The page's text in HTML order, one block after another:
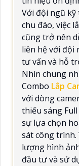
Với đội ngũ kỹ
chu đáo, việc
cũng trở nên
liên hệ với đội
tư vấn và hỗ
Nhìn chung
Combo Lắp
với dòng
thiếu sáng
sự lựa chọn
sát công trình.
lượng hình
đầu tư và sử